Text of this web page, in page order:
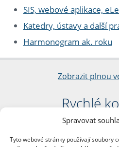
Spravovat
Tyto webové stránky používají soubory
SIS, webové aplikace,
Katedry, ústavy a další
Harmonogram ak. roku
Zobrazit plnou
Rychlé
Filozofická
nám. Jana